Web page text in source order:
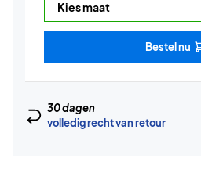
Bestel nu
30 dagen
volledig recht van retour